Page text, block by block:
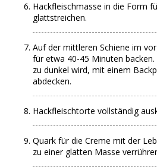
Hackfleischmasse in die Form
glattstreichen.
Auf der mittleren Schiene im
für etwa 40-45 Minuten
zu dunkel wird, mit einem
abdecken.
Hackfleischtorte vollständig
Quark für die Creme mit der
zu einer glatten Masse